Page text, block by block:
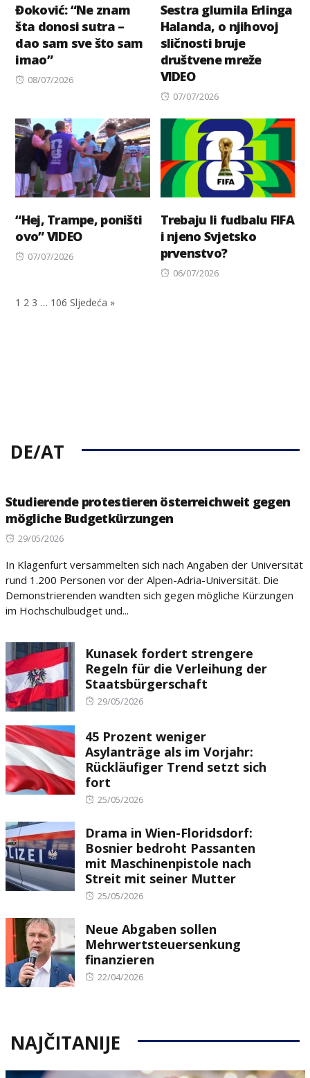
Đoković: “Ne znam
šta donosi sutra –
dao sam sve što sam
imao”
Posted
08/07/2026
Sestra glumila Erlinga
Halanda, o njihovoj
sličnosti bruje
društvene mreže
VIDEO
Posted
07/07/2026
“Hej, Trampe, poništi
ovo” VIDEO
Posted
07/07/2026
Trebaju li fudbalu FIFA
i njeno Svjetsko
prvenstvo?
Posted
06/07/2026
1 2 3 … 106 Sljedeća »
DE/AT
Studierende protestieren österreichweit gegen
mögliche Budgetkürzungen
Posted
29/05/2026
In Klagenfurt versammelten sich nach Angaben der Universität
rund 1.200 Personen vor der Alpen-Adria-Universität. Die
Demonstrierenden wandten sich gegen mögliche Kürzungen
im Hochschulbudget und...
Kunasek fordert strengere
Regeln für die Verleihung der
Staatsbürgerschaft
Posted
29/05/2026
45 Prozent weniger
Asylanträge als im Vorjahr:
Rückläufiger Trend setzt sich
fort
Posted
25/05/2026
Drama in Wien-Floridsdorf:
Bosnier bedroht Passanten
mit Maschinenpistole nach
Streit mit seiner Mutter
Posted
25/05/2026
Neue Abgaben sollen
Mehrwertsteuersenkung
finanzieren
Posted
22/04/2026
NAJČITANIJE